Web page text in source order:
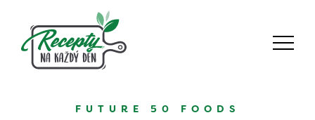
FUTURE 50 FOODS